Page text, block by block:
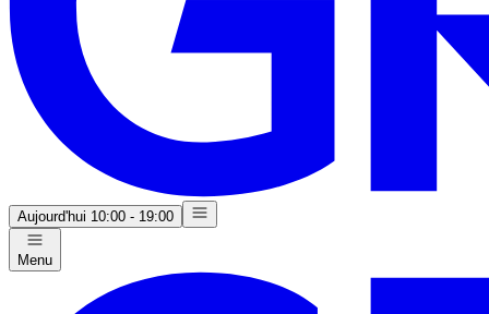
Aujourd'hui 10:00 - 19:00
Menu